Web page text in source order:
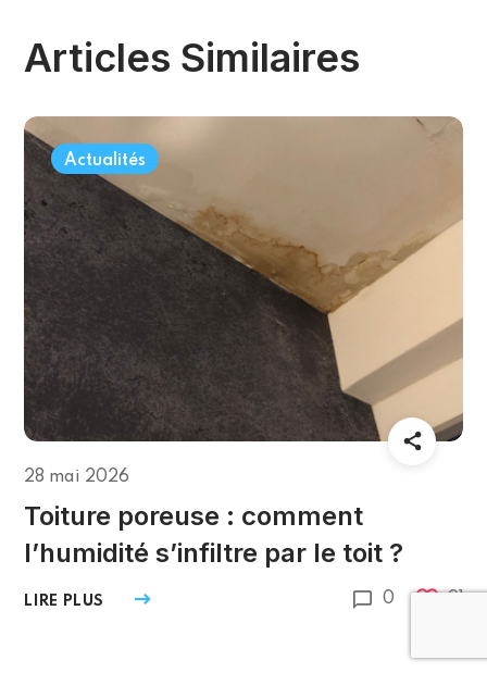
Articles Similaires
Actualités
28 mai 2026
Toiture poreuse : comment
l’humidité s’infiltre par le toit ?
LIRE PLUS 0